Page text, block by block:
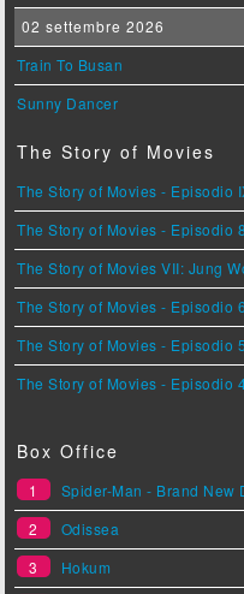
02 settembre 2026
Train To Busan
Sunny Dancer
The Story of Movies
The Story of Movies - Episodio
The Story of Movies - Episodio
The Story of Movies VII: Jung
The Story of Movies - Episodio
The Story of Movies - Episodio
The Story of Movies - Episodio
Box Office
1
Spider-Man - Brand New
2
Odissea
3
Hokum